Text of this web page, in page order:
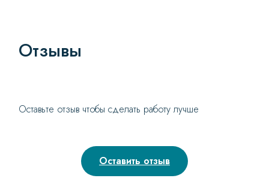
Отзывы
Оставьте отзыв чтобы сделать работу лучше
Оставить отзыв